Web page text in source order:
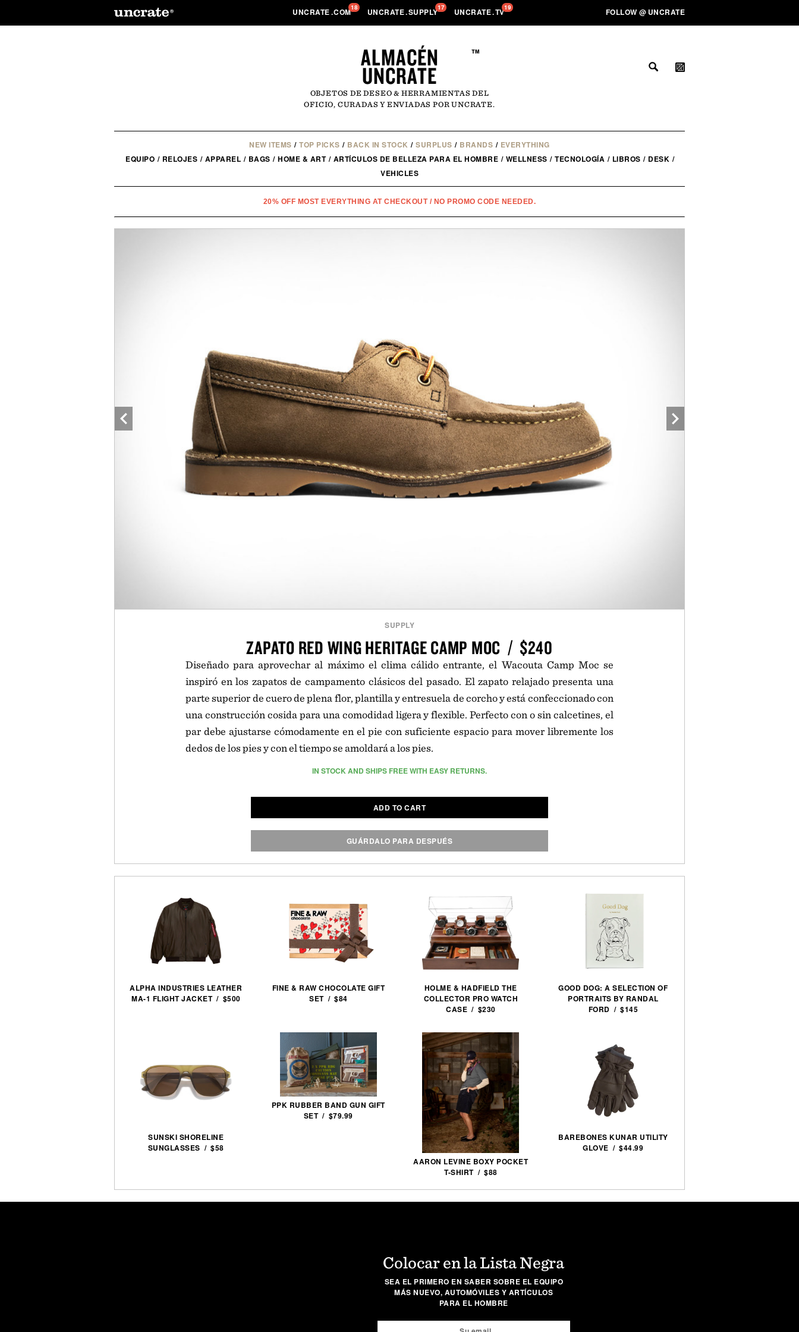
UNCRATE.COM18 UNCRATE.SUPPLY17 UNCRATE.TV19 FOLLOW @ UNCRATE
ALMACÉN
UNCRATE
™
OBJETOS DE DESEO & HERRAMIENTAS DEL
OFICIO, CURADAS Y ENVIADAS POR UNCRATE.
NEW ITEMS / TOP PICKS / BACK IN STOCK / SURPLUS / BRANDS / EVERYTHING
EQUIPO / RELOJES / APPAREL / BAGS / HOME & ART / ARTÍCULOS DE BELLEZA PARA EL HOMBRE / WELLNESS / TECNOLOGÍA / LIBROS / DESK /
VEHICLES
20% OFF MOST EVERYTHING AT CHECKOUT / NO PROMO CODE NEEDED.
SUPPLY
ZAPATO RED WING HERITAGE CAMP MOC / $240
Diseñado para aprovechar al máximo el clima cálido entrante, el Wacouta Camp Moc se
inspiró en los zapatos de campamento clásicos del pasado. El zapato relajado presenta una
parte superior de cuero de plena flor, plantilla y entresuela de corcho y está confeccionado con
una construcción cosida para una comodidad ligera y flexible. Perfecto con o sin calcetines, el
par debe ajustarse cómodamente en el pie con suficiente espacio para mover libremente los
dedos de los pies y con el tiempo se amoldará a los pies.
IN STOCK AND SHIPS FREE WITH EASY RETURNS.
ADD TO CART
GUÁRDALO PARA DESPUÉS
ALPHA INDUSTRIES LEATHER
MA-1 FLIGHT JACKET / $500
FINE & RAW CHOCOLATE GIFT
SET / $84
HOLME & HADFIELD THE
COLLECTOR PRO WATCH
CASE / $230
GOOD DOG: A SELECTION OF
PORTRAITS BY RANDAL
FORD / $145
SUNSKI SHORELINE
SUNGLASSES / $58
PPK RUBBER BAND GUN GIFT
SET / $79.99
AARON LEVINE BOXY POCKET
T-SHIRT / $88
BAREBONES KUNAR UTILITY
GLOVE / $44.99
Colocar en la Lista Negra
SEA EL PRIMERO EN SABER SOBRE EL EQUIPO
MÁS NUEVO, AUTOMÓVILES Y ARTÍCULOS
PARA EL HOMBRE